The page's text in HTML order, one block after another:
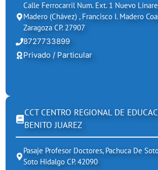
Calle Ferrocarril Num. Ext. 1 Nuevo
Madero (chávez) , Francisco I. Madero
Zaragoza CP. 27907
8727733899
Privado / Particular
CCT CENTRO REGIONAL DE
BENITO JUAREZ
Pasaje Profesor Doctores, Pachuca De
Soto Hidalgo CP. 42090